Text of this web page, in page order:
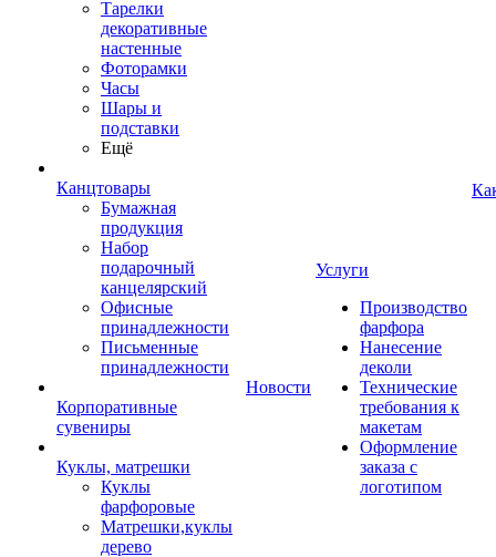
Тарелки
декоративные
настенные
Фоторамки
Часы
Шары и
подставки
Ещё
Канцтовары
Бумажная
продукция
Набор
подарочный
канцелярский
Офисные
принадлежности
Письменные
принадлежности
Корпоративные
сувениры
Куклы, матрешки
Куклы
фарфоровые
Матрешки,куклы
дерево
Новости
Услуги
Производство
фарфора
Нанесение
деколи
Технические
требования к
макетам
Оформление
заказа с
логотипом